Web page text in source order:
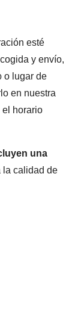
esté
y envío,
o lugar de
en nuestra
el horario
una
la calidad de